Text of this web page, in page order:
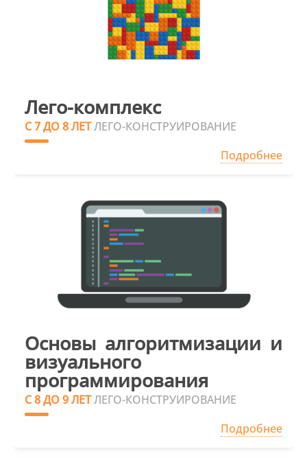
Лего-комплекс
С 7 ДО 8 ЛЕТЛЕГО-КОНСТРУИРОВАНИЕ
Подробнее
Основы алгоритмизации и
визуального
программирования
С 8 ДО 9 ЛЕТЛЕГО-КОНСТРУИРОВАНИЕ
Подробнее